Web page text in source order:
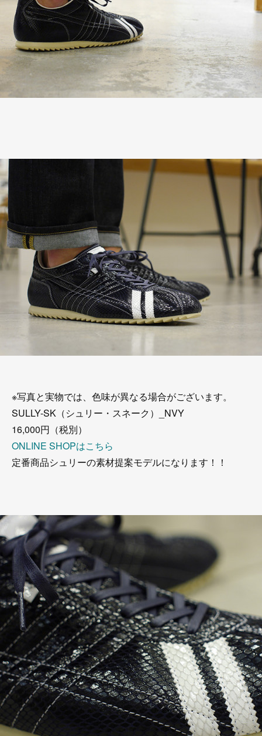
※写真と実物では、色味が異なる場合がございます。
SULLY-SK（シュリー・スネーク）_NVY
16,000円（税別）
ONLINE SHOPはこちら
定番商品シュリーの素材提案モデルになります！！